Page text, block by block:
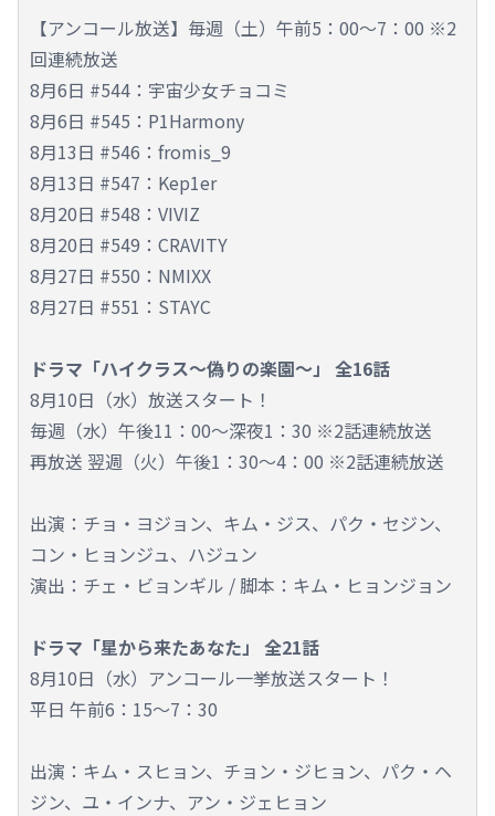
【アンコール放送】毎週（土）午前5：00～7：00 ※2
回連続放送
8月6日 #544：宇宙少女チョコミ
8月6日 #545：P1Harmony
8月13日 #546：fromis_9
8月13日 #547：Kep1er
8月20日 #548：VIVIZ
8月20日 #549：CRAVITY
8月27日 #550：NMIXX
8月27日 #551：STAYC
ドラマ「ハイクラス～偽りの楽園～」 全16話
8月10日（水）放送スタート！
毎週（水）午後11：00～深夜1：30 ※2話連続放送
再放送 翌週（火）午後1：30～4：00 ※2話連続放送
出演：チョ・ヨジョン、キム・ジス、パク・セジン、
コン・ヒョンジュ、ハジュン
演出：チェ・ビョンギル / 脚本：キム・ヒョンジョン
ドラマ「星から来たあなた」 全21話
8月10日（水）アンコール一挙放送スタート！
平日 午前6：15～7：30
出演：キム・スヒョン、チョン・ジヒョン、パク・ヘ
ジン、ユ・インナ、アン・ジェヒョン